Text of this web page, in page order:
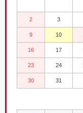
2 3
9 10
16 17
23 24
30 31